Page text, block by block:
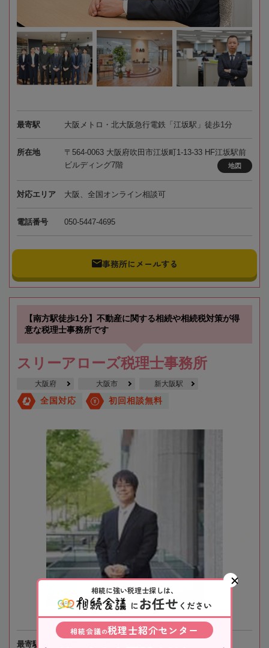
最寄駅 大阪メトロ・北大阪急行電鉄「江坂駅」徒歩1分
所在地
〒564-0063 大阪府吹田市江坂町1-13-33 HF江坂駅前
ビルディング7階
地図
対応エリア 大阪、全国オンライン相談可
電話番号 050-5447-4695
事務所にメールする
【南方駅徒歩1分】不動産に関する相続や相続税対策が得
意な税理士事務所です
スリーアローズ税理士事務所
大阪府 大阪市 新大阪駅
全国対応 初回相談無料
最寄駅
相続に強い税理士探しは、
にお任せ ください
相続会議の税理士紹介センター